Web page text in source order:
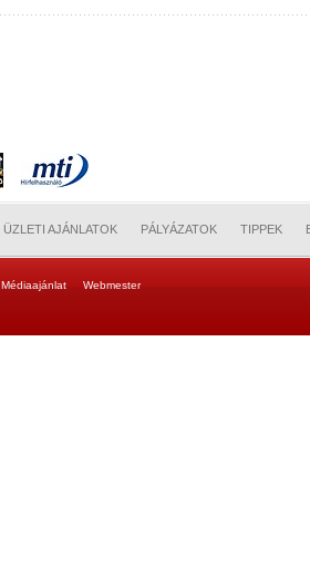
ÜZLETI AJÁNLATOK PÁLYÁZATOK TIPPEK
Médiaajánlat Webmester